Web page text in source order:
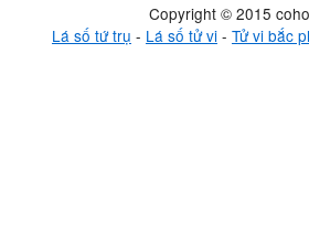
Copyright © 2015
Lá số tứ trụ - Lá số tử vi- Tử vi bắc